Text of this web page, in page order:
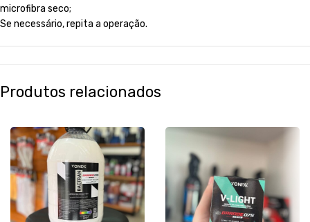
microfibra seco;
Se necessário, repita a operação.
Produtos relacionados